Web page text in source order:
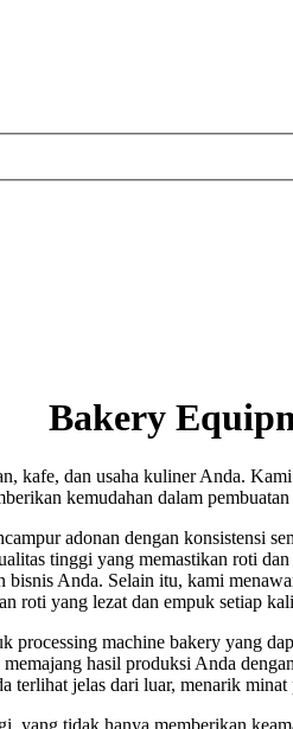
Bakery
kafe, dan usaha kuliner Anda.
kemudahan dalam
adonan dengan konsistensi
tinggi yang memastikan roti
Anda. Selain itu, kami
roti yang lezat dan empuk setiap
machine bakery yang
hasil produksi Anda
terlihat jelas dari luar, menarik minat
yang tidak hanya memberikan